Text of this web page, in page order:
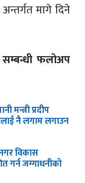
मागे दिने
फलोअप
मन्त्री प्रदीप
नै लगाम लगाउन
विकास
गर्न जग्गाधनीको